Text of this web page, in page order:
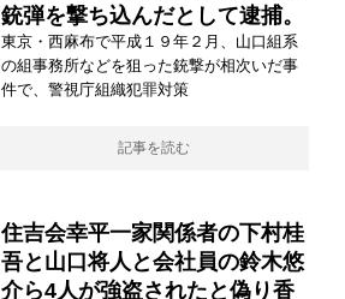
銃弾を撃ち込んだとして逮捕。
東京・西麻布で平成１９年２月、山口組系
の組事務所などを狙った銃撃が相次いだ事
件で、警視庁組織犯罪対策
記事を読む
住吉会幸平一家関係者の下村桂
吾と山口将人と会社員の鈴木悠
介ら4人が強盗されたと偽り香